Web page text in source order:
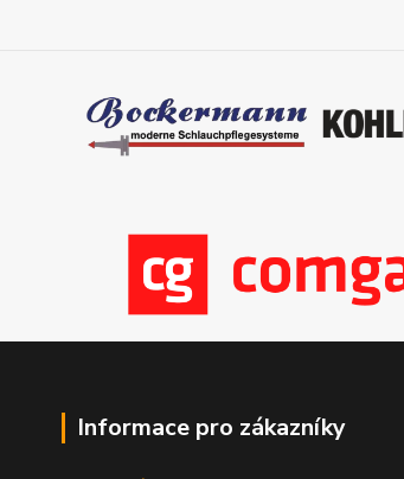
Informace pro zákazníky